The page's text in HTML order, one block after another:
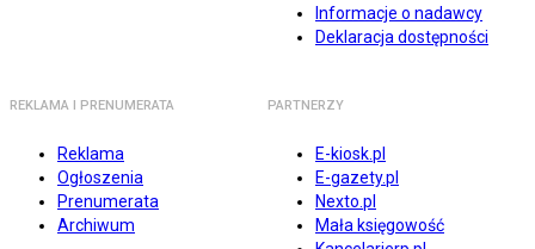
Informacje o nadawcy
Deklaracja dostępności
REKLAMA I PRENUMERATA
Reklama
Ogłoszenia
Prenumerata
Archiwum
PARTNERZY
E-kiosk.pl
E-gazety.pl
Nexto.pl
Mała księgowość